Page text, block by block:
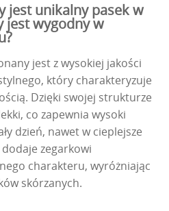
jest unikalny pasek w
jest wygodny w
jest z wysokiej jakości
który charakteryzuje
Dzięki swojej strukturze
co zapewnia wysoki
dzień, nawet w cieplejsze
zegarkowi
charakteru, wyróżniając
skórzanych.